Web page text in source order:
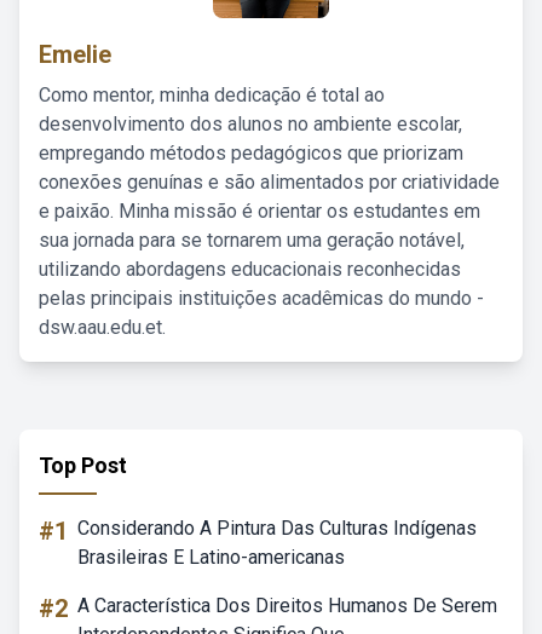
Emelie
Como mentor, minha dedicação é total ao
desenvolvimento dos alunos no ambiente escolar,
empregando métodos pedagógicos que priorizam
conexões genuínas e são alimentados por criatividade
e paixão. Minha missão é orientar os estudantes em
sua jornada para se tornarem uma geração notável,
utilizando abordagens educacionais reconhecidas
pelas principais instituições acadêmicas do mundo -
dsw.aau.edu.et.
Top Post
#1 Considerando A Pintura Das Culturas Indígenas
Brasileiras E Latino-americanas
#2 A Característica Dos Direitos Humanos De Serem